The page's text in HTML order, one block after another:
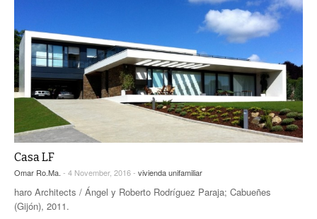
EQUIPO
BLOG
CONTACTO
Casa LF
Omar Ro.Ma. - 4 November, 2016 - vivienda unifamiliar
haro Architects / Ángel y Roberto Rodríguez Paraja; Cabueñes
(Gijón), 2011.